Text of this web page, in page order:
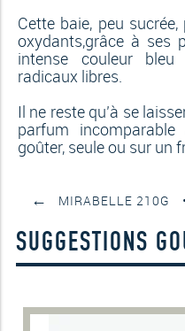
Cette baie, peu
oxydants,grâce à ses
intense couleur
radicaux libres.
Il ne reste qu’à se
parfum
goûter, seule ou sur un
← MIRABELLE 210G
SUGGESTIONS